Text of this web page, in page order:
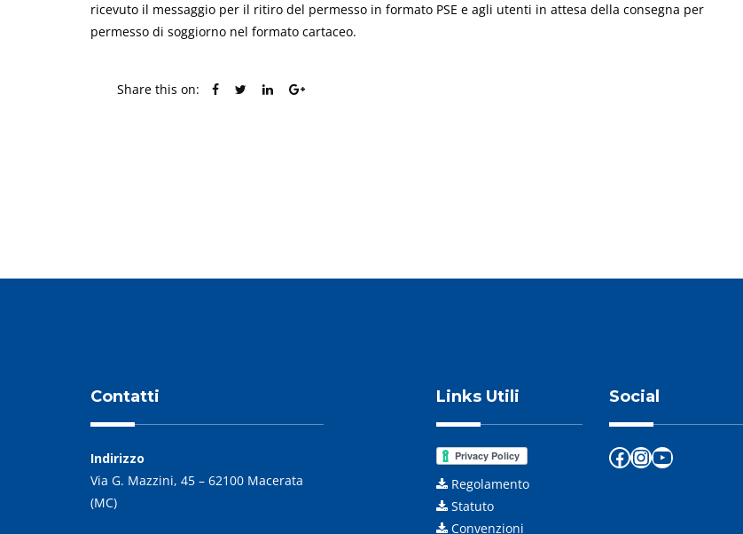
ricevuto il messaggio per il ritiro del permesso in formato PSE e agli utenti in attesa della consegna per
permesso di soggiorno nel formato cartaceo.
Share this on:
Contatti
Indirizzo
Via G. Mazzini, 45 – 62100 Macerata
(MC)
Links Utili
Regolamento
Statuto
Convenzioni
Social
Facebook
Instagram
YouTube